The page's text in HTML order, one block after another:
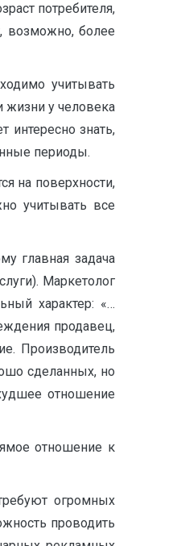
потребителя,
возможно, более
учитывать
жизни у человека
знать,
периоды.
на поверхности,
учитывать все
главная задача
Маркетолог
характер: «…
продавец,
Производитель
сделанных, но
отношение
отношение к
огромных
проводить